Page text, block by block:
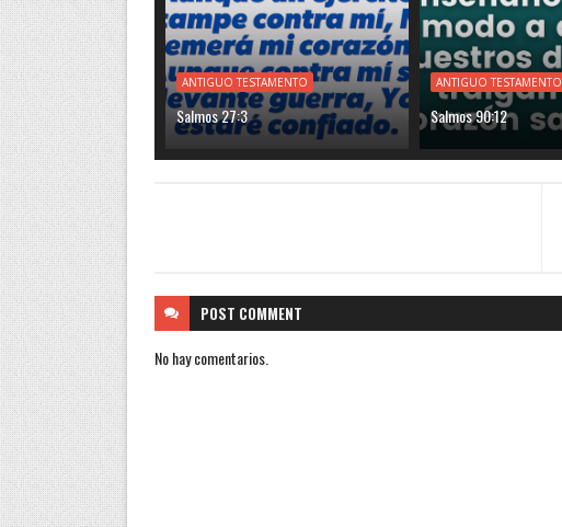
ANTIGUO TESTAMENTO
Salmos 27:3
ANTIGUO TESTAMENTO
Salmos 90:12
POST COMMENT
No hay comentarios.